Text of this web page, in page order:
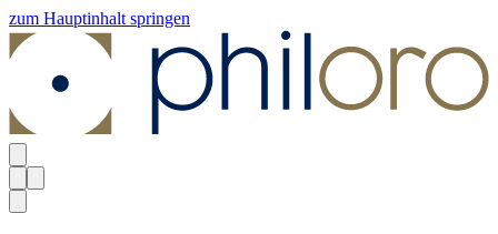
zum Hauptinhalt springen